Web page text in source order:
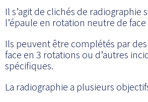
Il s’agit de clichés de radiographie
l’épaule en rotation neutre de
Ils peuvent être complétés par
face en 3 rotations ou d’autres
spécifiques.
La radiographie a plusieurs